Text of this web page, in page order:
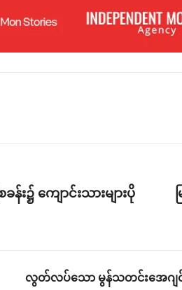
း၌ ကျောင်းသားများပို
လွတ်လပ်သော မွန်သတင်းအေဂျ